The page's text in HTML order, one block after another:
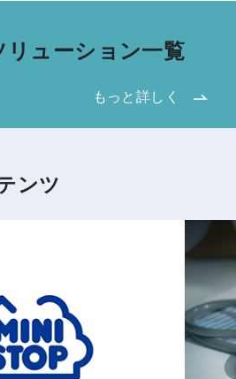
ューション一覧
もっと詳しく
ンツ